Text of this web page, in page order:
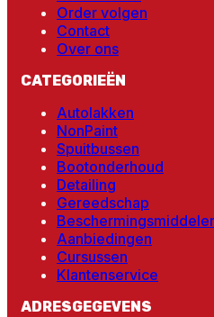
Order volgen
Contact
Over ons
CATEGORIEËN
Autolakken
NonPaint
Spuitbussen
Bootonderhoud
Detailing
Gereedschap
Aanbiedingen
Cursussen
Klantenservice
ADRESGEGEVENS